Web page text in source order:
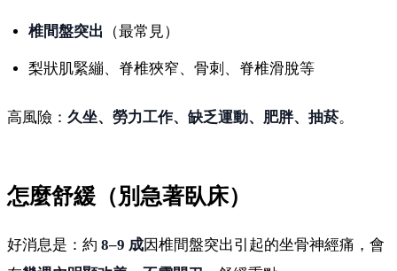
椎間盤突出 （最常見）
梨狀肌緊繃、脊椎狹窄、骨刺、脊椎滑脫等
高風險： 久坐、勞力工作、缺乏運動、肥胖、抽菸。
怎麼舒緩（別急著臥床）
好消息是：約 8–9 成因椎間盤突出引起的坐骨神經痛，會